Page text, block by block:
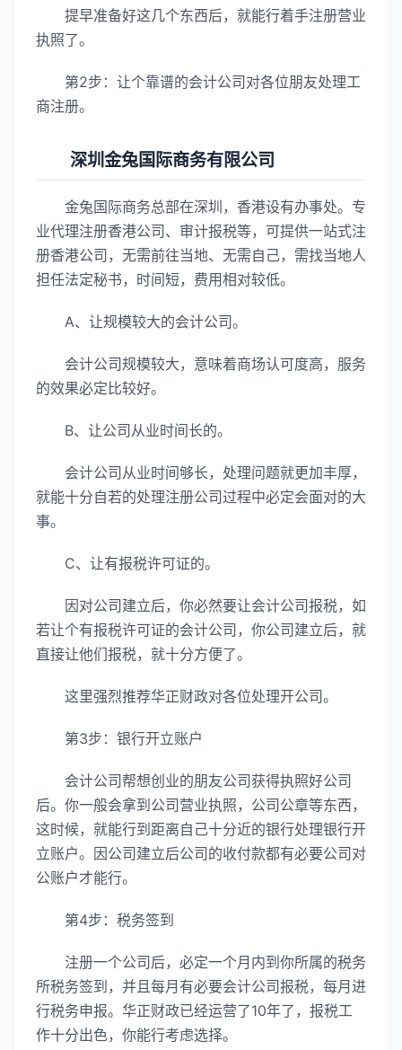
提早准备好这几个东西后，就能行着手注册营业
执照了。
第2步：让个靠谱的会计公司对各位朋友处理工
商注册。
深圳金兔国际商务有限公司
金兔国际商务总部在深圳，香港设有办事处。专
业代理注册香港公司、审计报税等，可提供一站式注
册香港公司，无需前往当地、无需自己，需找当地人
担任法定秘书，时间短，费用相对较低。
A、让规模较大的会计公司。
会计公司规模较大，意味着商场认可度高，服务
的效果必定比较好。
B、让公司从业时间长的。
会计公司从业时间够长，处理问题就更加丰厚，
就能十分自若的处理注册公司过程中必定会面对的大
事。
C、让有报税许可证的。
因对公司建立后，你必然要让会计公司报税，如
若让个有报税许可证的会计公司，你公司建立后，就
直接让他们报税，就十分方便了。
这里强烈推荐华正财政对各位处理开公司。
第3步：银行开立账户
会计公司帮想创业的朋友公司获得执照好公司
后。你一般会拿到公司营业执照，公司公章等东西，
这时候，就能行到距离自己十分近的银行处理银行开
立账户。因公司建立后公司的收付款都有必要公司对
公账户才能行。
第4步：税务签到
注册一个公司后，必定一个月内到你所属的税务
所税务签到，并且每月有必要会计公司报税，每月进
行税务申报。华正财政已经运营了10年了，报税工
作十分出色，你能行考虑选择。